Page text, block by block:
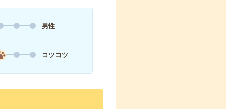
男性
コツコツ